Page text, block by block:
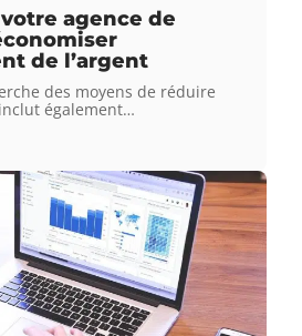
agence de
de l’argent
des moyens de réduire
également…